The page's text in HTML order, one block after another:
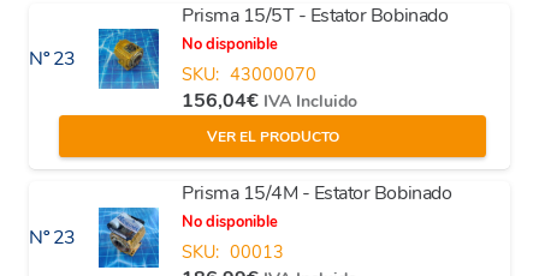
Nº 23
Prisma 15/5T - Estator Bobinado
No disponible
SKU: 43000070
156,04€ IVA Incluido
VER EL PRODUCTO
Nº 23
Prisma 15/4M - Estator Bobinado
No disponible
SKU: 00013